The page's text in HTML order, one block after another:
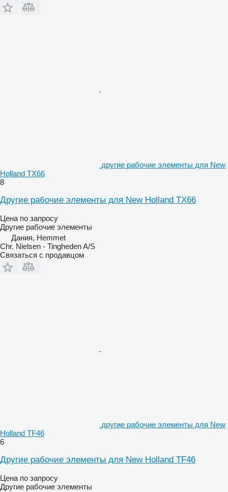
другие рабочие элементы для New
Holland TX66
8
Другие рабочие элементы для New Holland TX66
Цена по запросу
Другие рабочие элементы
Дания, Hemmet
Chr. Nielsen - Tingheden A/S
Связаться с продавцом
другие рабочие элементы для New
Holland TF46
6
Другие рабочие элементы для New Holland TF46
Цена по запросу
Другие рабочие элементы